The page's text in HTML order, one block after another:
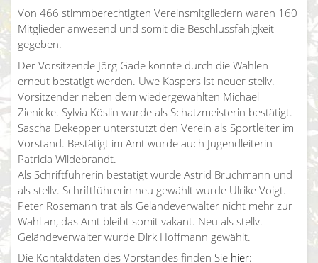
Von 466 stimmberechtigten Vereinsmitgliedern waren 160
Mitglieder anwesend und somit die Beschlussfähigkeit
gegeben.
Der Vorsitzende Jörg Gade konnte durch die Wahlen
erneut bestätigt werden. Uwe Kaspers ist neuer stellv.
Vorsitzender neben dem wiedergewählten Michael
Zienicke. Sylvia Köslin wurde als Schatzmeisterin bestätigt.
Sascha Dekepper unterstützt den Verein als Sportleiter im
Vorstand. Bestätigt im Amt wurde auch Jugendleiterin
Patricia Wildebrandt.
Als Schriftführerin bestätigt wurde Astrid Bruchmann und
als stellv. Schriftführerin neu gewählt wurde Ulrike Voigt.
Peter Rosemann trat als Geländeverwalter nicht mehr zur
Wahl an, das Amt bleibt somit vakant. Neu als stellv.
Geländeverwalter wurde Dirk Hoffmann gewählt.
Die Kontaktdaten des Vorstandes finden Sie hier: